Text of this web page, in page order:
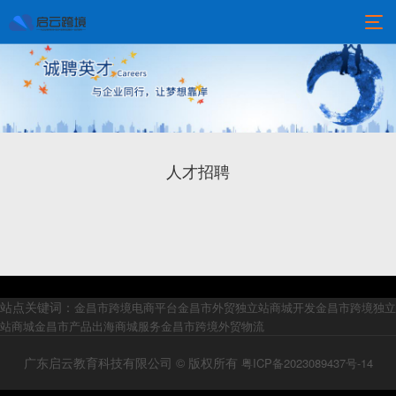
人才招聘
站点关键词： 金昌市跨境电商平台金昌市外贸独立站商城开发金昌市跨境独立
站商城金昌市产品出海商城服务金昌市跨境外贸物流
广东启云教育科技有限公司 © 版权所有 粤ICP备2023089437号-14